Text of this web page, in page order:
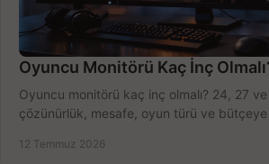
Oyuncu Monitörü Kaç İnç
Oyuncu monitörü kaç inç olmalı? 24, 27
çözünürlük, mesafe, oyun türü ve bütçeye
12 Temmuz 2026